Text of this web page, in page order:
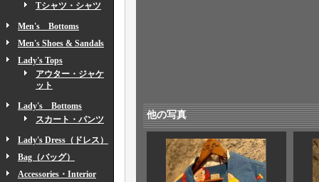
Tシャツ・シャツ
Men's Bottoms
Men's Shoes & Sandals
Lady's Tops
アウター・ジャケ
ット
Lady's Bottoms
スカート・パンツ
Lady's Dress（ドレス）
Bag（バッグ）
Accessories・Interior
他の写真